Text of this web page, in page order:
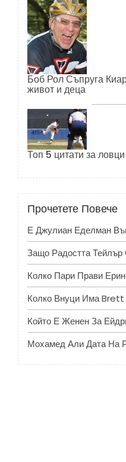
Боб Рол Съпруга
живот и деца
Топ 5 цитати за
Прочетете Повече
Е Джулиан Еделман
Защо Радостта
Колко Пари Прави
Колко Внуци Има Brett
Който Е Женен За
Мохамед Али Дата На